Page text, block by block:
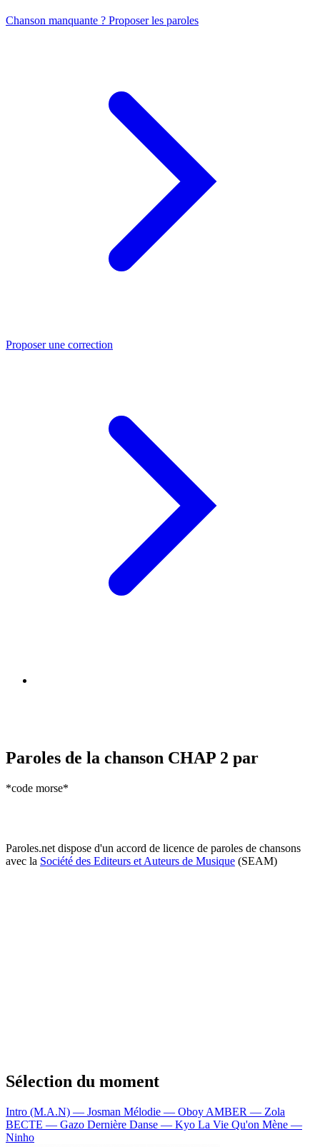
Chanson manquante ? Proposer les paroles
Proposer une correction
Paroles de la chanson CHAP 2 par
*code morse*
Paroles.net dispose d'un accord de licence de paroles de chansons
avec la Société des Editeurs et Auteurs de Musique (SEAM)
Sélection du moment
Intro (M.A.N) — Josman Mélodie — Oboy AMBER — Zola
BECTE — Gazo Dernière Danse — Kyo La Vie Qu'on Mène —
Ninho